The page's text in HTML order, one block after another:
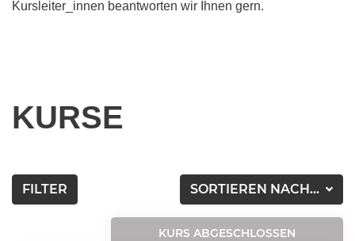
Kursleiter_innen beantworten wir Ihnen gern.
KURSE
SORTIEREN NACH...
FILTER
KURS ABGESCHLOSSEN